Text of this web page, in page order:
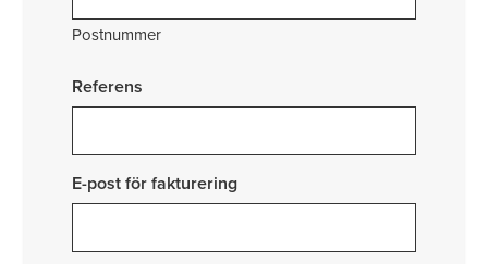
Postnummer
Referens
E-post för fakturering